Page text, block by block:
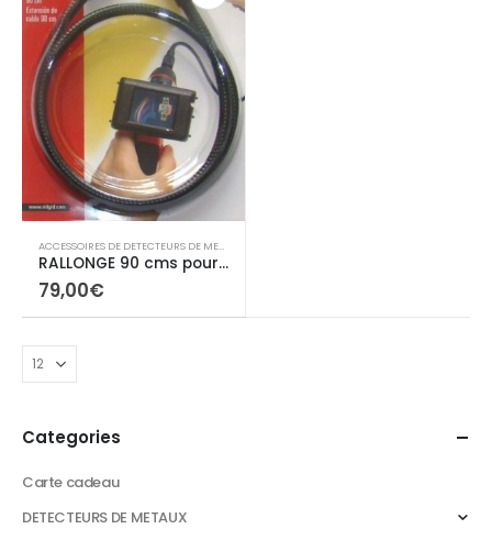
ACCESSOIRES DE DETECTEURS DE METAUX
RALLONGE 90 cms pour Caméra See Snake
79,00€
Categories
Carte cadeau
DETECTEURS DE METAUX